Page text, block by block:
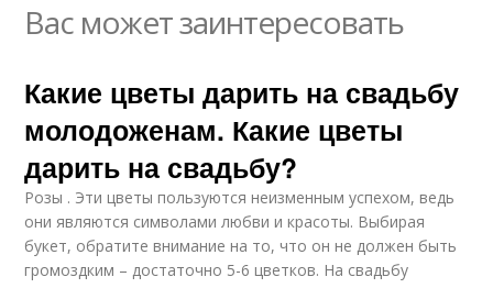
Вас может заинтересовать
Какие цветы дарить на свадьбу
молодоженам. Какие цветы
дарить на свадьбу?
Розы . Эти цветы пользуются неизменным успехом, ведь
они являются символами любви и красоты. Выбирая
букет, обратите внимание на то, что он не должен быть
громоздким – достаточно 5-6 цветков. На свадьбу